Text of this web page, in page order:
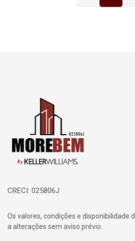
Página inicial
CRECI: 025806J
Os valores, condições e disponibilidade
a alterações sem aviso prévio.